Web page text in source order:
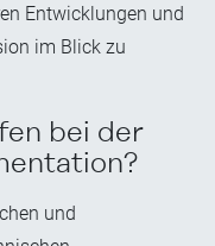
Entwicklungen und
im Blick zu
bei der
und